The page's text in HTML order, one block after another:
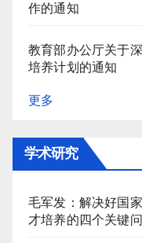
作的通知
教育部办公厅关于
培养计划的通知
更多
学术研究
毛军发：解决好国
才培养的四个关键